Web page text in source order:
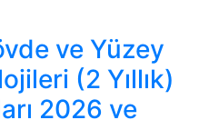
ve Yüzey
(2 Yıllık)
2026 ve